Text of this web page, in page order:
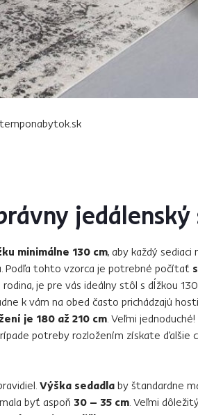
jedálenský
minimálne 130 cm, aby každý sediaci
Podľa tohto vzorca je potrebné počítať
je pre vás ideálny stôl s dĺžkou
k vám na obed často prichádzajú
je 180 až 210 cm. Veľmi
potreby rozložením získate ďalšie
Výška sedadla by štandardne
byť aspoň 30 – 35 cm. Veľmi